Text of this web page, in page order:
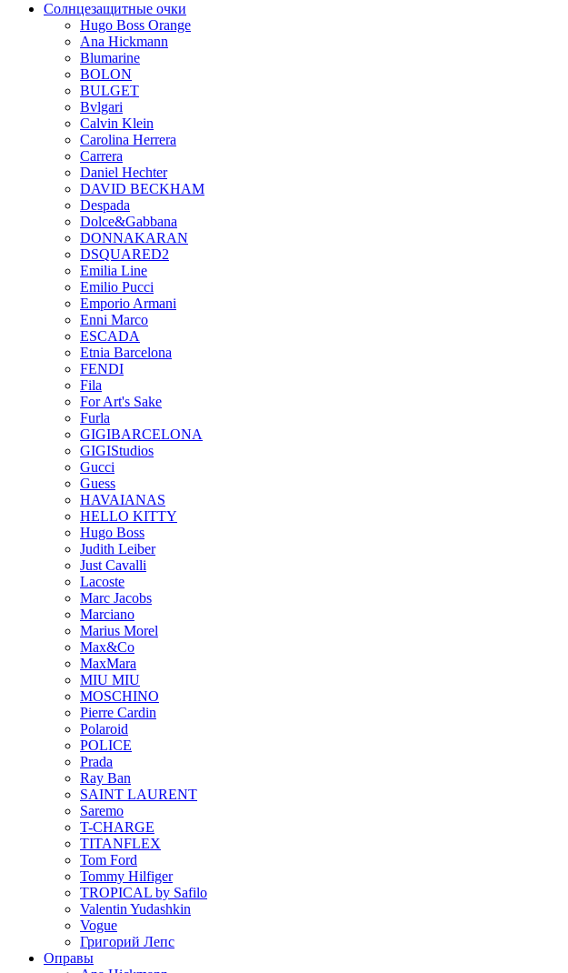
Солнцезащитные очки
Hugo Boss Orange
Ana Hickmann
Blumarine
BOLON
BULGET
Bvlgari
Calvin Klein
Carolina Herrera
Carrera
Daniel Hechter
DAVID BECKHAM
Despada
Dolce&Gabbana
DONNAKARAN
DSQUARED2
Emilia Line
Emilio Pucci
Emporio Armani
Enni Marco
ESCADA
Etnia Barcelona
FENDI
Fila
For Art's Sake
Furla
GIGIBARCELONA
GIGIStudios
Gucci
Guess
HAVAIANAS
HELLO KITTY
Hugo Boss
Judith Leiber
Just Cavalli
Lacoste
Marc Jacobs
Marciano
Marius Morel
Max&Co
MaxMara
MIU MIU
MOSCHINO
Pierre Cardin
Polaroid
POLICE
Prada
Ray Ban
SAINT LAURENT
Saremo
T-CHARGE
TITANFLEX
Tom Ford
Tommy Hilfiger
TROPICAL by Safilo
Valentin Yudashkin
Vogue
Григорий Лепс
Оправы